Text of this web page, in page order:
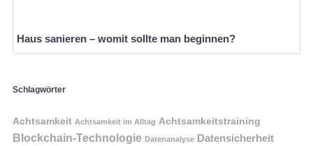
Haus sanieren – womit sollte man beginnen?
Schlagwörter
Achtsamkeit Achtsamkeit im Alltag Achtsamkeitstraining
Blockchain-Technologie Datenanalyse Datensicherheit